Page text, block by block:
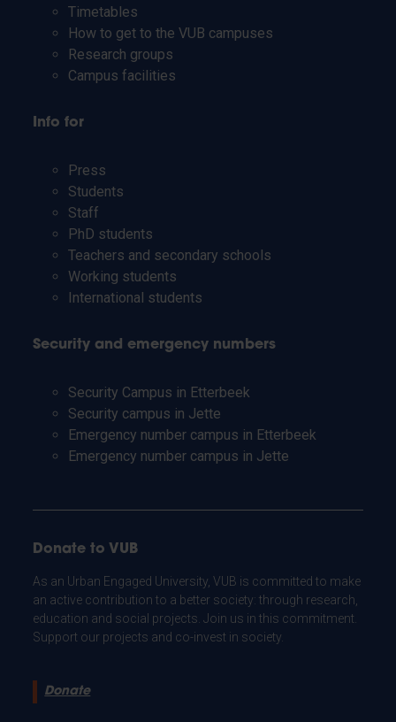
Timetables
How to get to the VUB campuses
Research groups
Campus facilities
Info for
Press
Students
Staff
PhD students
Teachers and secondary schools
Working students
International students
Security and emergency numbers
Security Campus in Etterbeek
Security campus in Jette
Emergency number campus in Etterbeek
Emergency number campus in Jette
Donate to VUB
As an Urban Engaged University, VUB is committed to make
an active contribution to a better society: through research,
education and social projects. Join us in this commitment.
Support our projects and co-invest in society.
Donate